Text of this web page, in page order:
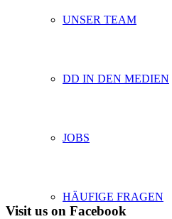
UNSER TEAM
DD IN DEN MEDIEN
JOBS
HÄUFIGE FRAGEN
Visit us on Facebook